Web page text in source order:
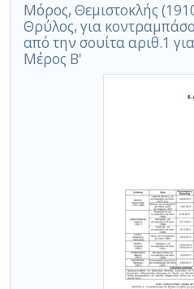
Μόρος, Θεμιστοκλής
Θρύλος, για
από την σουίτα αριθ.1
Μέρος Β'